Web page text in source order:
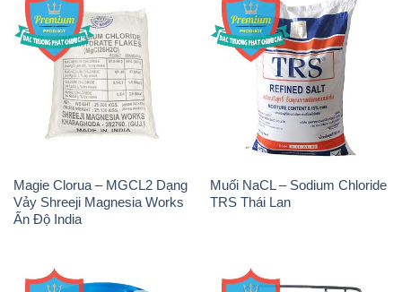
Magie Clorua – MGCL2 Dạng
Vảy Shreeji Magnesia Works
Ấn Độ India
Muối NaCL – Sodium Chloride
TRS Thái Lan